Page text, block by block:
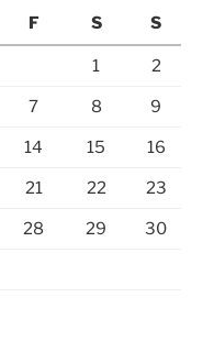
F S S
1 2
7 8 9
14 15 16
21 22 23
28 29 30